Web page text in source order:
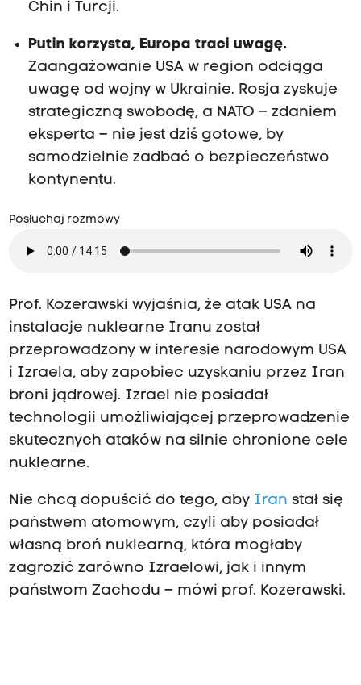
Chin i Turcji.
Putin korzysta, Europa traci uwagę.
Zaangażowanie USA w region odciąga
uwagę od wojny w Ukrainie. Rosja zyskuje
strategiczną swobodę, a NATO – zdaniem
eksperta – nie jest dziś gotowe, by
samodzielnie zadbać o bezpieczeństwo
kontynentu.
Posłuchaj rozmowy
Prof. Kozerawski wyjaśnia, że atak USA na
instalacje nuklearne Iranu został
przeprowadzony w interesie narodowym USA
i Izraela, aby zapobiec uzyskaniu przez Iran
broni jądrowej. Izrael nie posiadał
technologii umożliwiającej przeprowadzenie
skutecznych ataków na silnie chronione cele
nuklearne.
Nie chcą dopuścić do tego, aby Iran stał się
państwem atomowym, czyli aby posiadał
własną broń nuklearną, która mogłaby
zagrozić zarówno Izraelowi, jak i innym
państwom Zachodu – mówi prof. Kozerawski.